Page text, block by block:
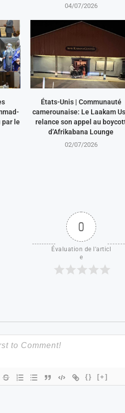
04/07/2026
par le
États-Unis | Communauté
camerounaise: Le Laakam
relance son appel au
d’Afrikabana Lounge
02/07/2026
0
Évaluation de l'articl
e
{} [+]